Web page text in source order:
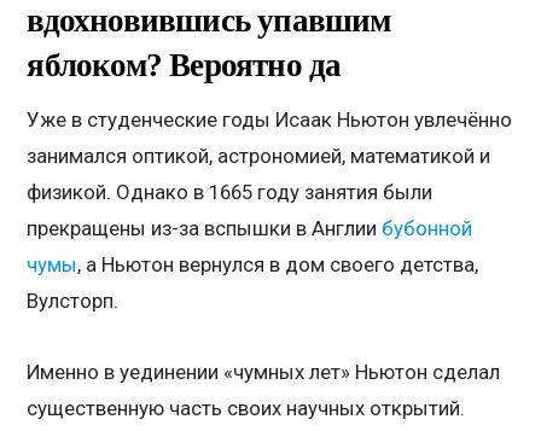
вдохновившись упавшим
яблоком? Вероятно да
Уже в студенческие годы Исаак Ньютон увлечённо
занимался оптикой, астрономией, математикой и
физикой. Однако в 1665 году занятия были
прекращены из-за вспышки в Англии бубонной
чумы, а Ньютон вернулся в дом своего детства,
Вулсторп.
Именно в уединении «чумных лет» Ньютон сделал
существенную часть своих научных открытий.